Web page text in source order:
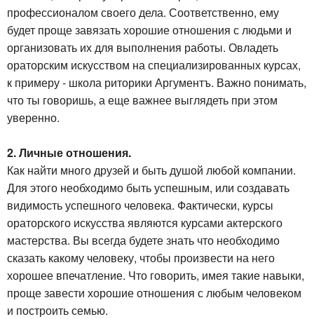
профессионалом своего дела. Соответственно, ему
будет проще завязать хорошие отношения с людьми и
организовать их для выполнения работы. Овладеть
ораторским искусством на специализированных курсах,
к примеру - школа риторики Аргументъ. Важно понимать,
что ты говоришь, а еще важнее выглядеть при этом
уверенно.
2. Личные отношения.
Как найти много друзей и быть душой любой компании.
Для этого необходимо быть успешным, или создавать
видимость успешного человека. Фактически, курсы
ораторского искусства являются курсами актерского
мастерства. Вы всегда будете знать что необходимо
сказать какому человеку, чтобы произвести на него
хорошее впечатление. Что говорить, имея такие навыки,
проще завести хорошие отношения с любым человеком
и построить семью.